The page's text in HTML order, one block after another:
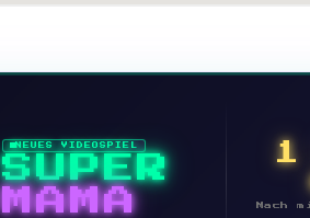
NEUES VIDEOSPIEL
SUPER
MAMA
1
Mach